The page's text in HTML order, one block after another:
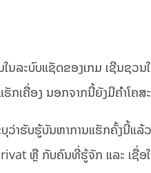
ລະບົບແຊັດຂອງເກມ ເຊີນຊວ
ຄື່ອງ ນອກຈາກນີ້ຍັງມີຄຳໂຄສ
າຮັບຮູ້ບັນຫາການແຮັກຄັ້ງນີ້ແລ້
ຫຼື ກັບຄົນທີ່ຮູ້ຈັກ ແລະ ເຊື່ອໃ